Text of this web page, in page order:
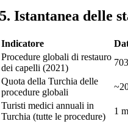
5. Istantanea delle
Indicatore
Procedure globali di restauro
dei capelli (2021)
Quota della Turchia delle
procedure globali
Turisti medici annuali in
Turchia (tutte le procedure)
1